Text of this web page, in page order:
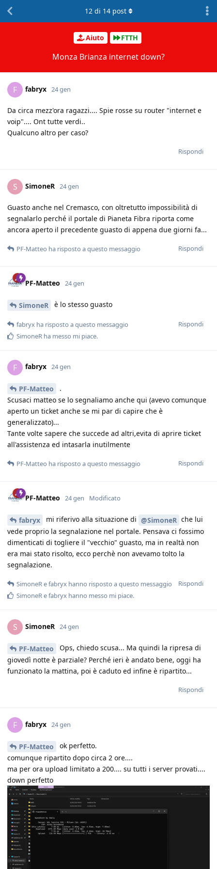
Aiuto FTTH
Monza Brianza internet down?
12di 14post
F fabryx 24 gen
Da circa mezz'ora ragazzi.... Spie rosse su router "internet e
voip".... Ont tutte verdi..
Qualcuno altro per caso?
Rispondi
S SimoneR 24 gen
Guasto anche nel Cremasco, con oltretutto impossibilità di
segnalarlo perché il portale di Pianeta Fibra riporta come
ancora aperto il precedente guasto di appena due giorni fa...
Rispondi
PF-Matteo ha risposto a questo messaggio
PF-Matteo 24 gen
SimoneR è lo stesso guasto
Rispondi
fabryx ha risposto a questo messaggio
SimoneR ha messo mi piace.
F fabryx 24 gen
PF-Matteo
.
Scusaci matteo se lo segnaliamo anche qui (avevo comunque
aperto un ticket anche se mi par di capire che è
generalizzato)...
Tante volte sapere che succede ad altri,evita di aprire ticket
all'assistenza ed intasarla inutilmente
Rispondi
PF-Matteo ha risposto a questo messaggio
PF-Matteo 24 gen Modificato
fabryx mi riferivo alla situazione di @SimoneR che lui
vede proprio la segnalazione nel portale. Pensava ci fossimo
dimenticati di togliere il "vecchio" guasto, ma in realtà non
era mai stato risolto, ecco perchè non avevamo tolto la
segnalazione.
Rispondi
SimoneRefabryx hanno risposto a questo messaggio
SimoneRefabryx hanno messo mi piace.
S SimoneR 24 gen
PF-Matteo
Ops, chiedo scusa... Ma quindi la ripresa di
giovedì notte è parziale? Perché ieri è andato bene, oggi ha
funzionato la mattina, poi è caduto ed infine è ripartito...
Rispondi
F fabryx 24 gen
PF-Matteo
ok perfetto.
comunque ripartito dopo circa 2 ore....
ma per ora upload limitato a 200.... su tutti i server provati....
down perfetto